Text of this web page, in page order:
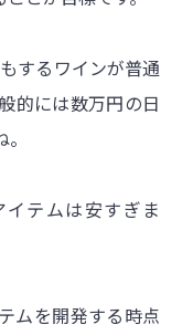
するワインが普通
的には数万円の日
イテムは安すぎま
ムを開発する時点